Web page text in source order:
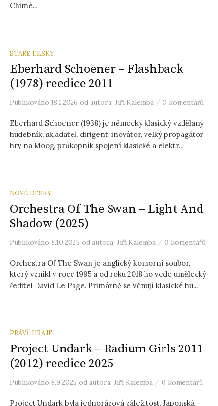
Chimè...
STARÉ DESKY
Eberhard Schoener – Flashback
(1978) reedice 2011
Publikováno 18.1.2026 od autora: Jiří Kalemba / 0 komentářů
Eberhard Schoener (1938) je německý klasický vzdělaný
hudebník, skladatel, dirigent, inovátor, velký propagátor
hry na Moog, průkopník spojení klasické a elektr...
NOVÉ DESKY
Orchestra Of The Swan – Light And
Shadow (2025)
Publikováno 8.10.2025 od autora: Jiří Kalemba / 0 komentářů
Orchestra Of The Swan je anglický komorní soubor,
který vznikl v roce 1995 a od roku 2018 ho vede umělecký
ředitel David Le Page. Primárně se věnují klasické hu...
PRÁVĚ HRAJE
Project Undark – Radium Girls 2011
(2012) reedice 2025
Publikováno 8.9.2025 od autora: Jiří Kalemba / 0 komentářů
Project Undark byla jednorázová záležitost. Japonská